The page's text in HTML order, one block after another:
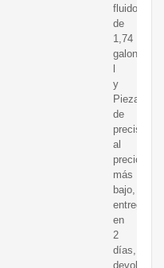
fluidos
de
1,74
galones/
y
Piezas
de
precisión
al
precio
más
bajo,
entrega
en
2
días,
devolución